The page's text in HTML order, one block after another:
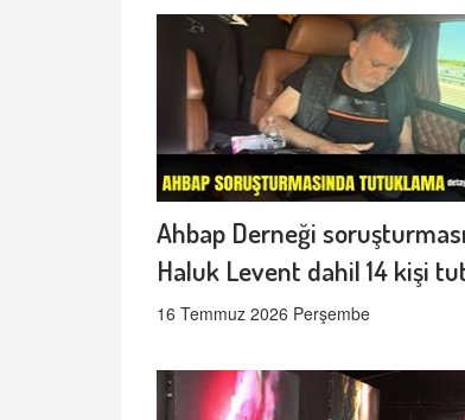
Ahbap Derneği
Haluk Levent dahil 14 kişi
16 Temmuz 2026 Perşembe